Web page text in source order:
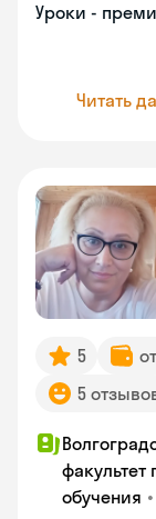
Уроки -
Читать
5
5
факультет
обучения •